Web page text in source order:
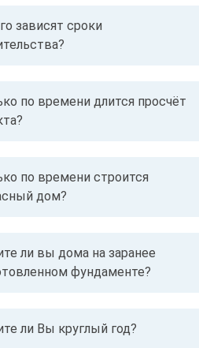
зависят сроки
по времени длится просчёт
по времени строится
дом?
ли вы дома на заранее
фундаменте?
ли Вы круглый год?